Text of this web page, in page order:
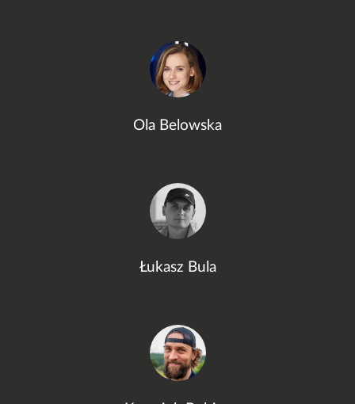
Ola Belowska
Łukasz Bula